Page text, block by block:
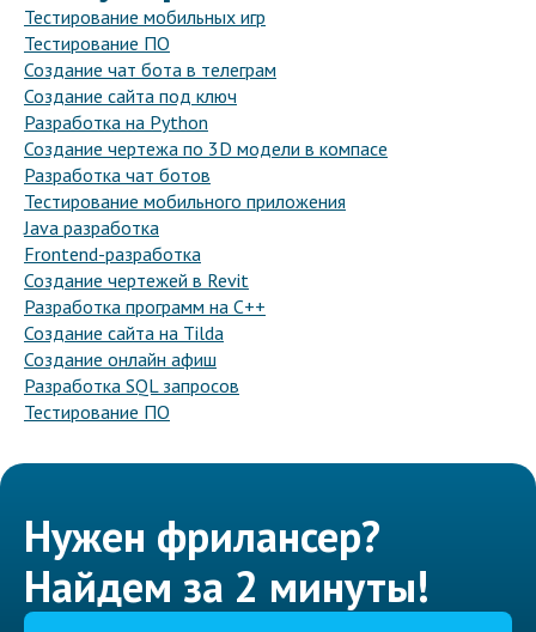
Тестирование мобильных игр
Тестирование ПО
Создание чат бота в телеграм
Создание сайта под ключ
Разработка на Python
Создание чертежа по 3D модели в компасе
Разработка чат ботов
Тестирование мобильного приложения
Java разработка
Frontend-разработка
Создание чертежей в Revit
Разработка программ на C++
Создание сайта на Tilda
Создание онлайн афиш
Разработка SQL запросов
Тестирование ПО
Нужен фрилансер?
Найдем за 2 минуты!